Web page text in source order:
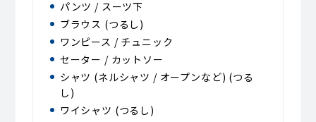
パンツ / スーツ下
ブラウス (つるし)
ワンピース / チュニック
セーター / カットソー
シャツ (ネルシャツ / オープンなど) (つる
し)
ワイシャツ (つるし)